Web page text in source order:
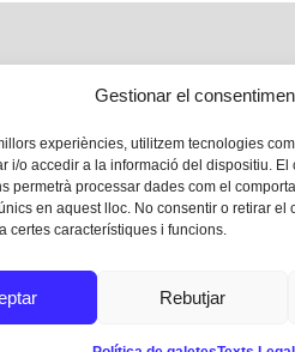
Gestionar el
experiències, utilitzem tecnologies
i/o accedir a la informació del dispositiu. El
permetrà processar dades com el
en aquest lloc. No consentir o retirar el
certes característiques i funcions.
Rebutjar